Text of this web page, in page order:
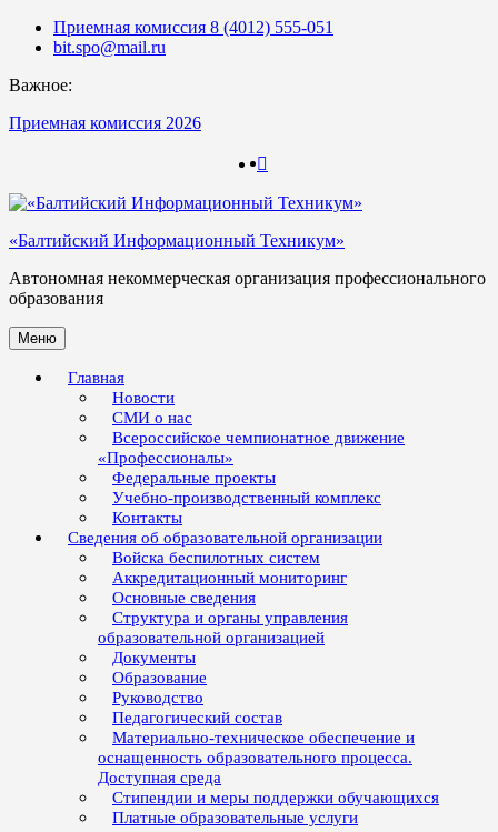
Skip
Приемная комиссия 8 (4012) 555-051
bit.spo@mail.ru
Важное:
Приемная комиссия 2026
«Балтийский Информационный Техникум»
Автономная некоммерческая организация профессионального
образования
Меню
Главная
Новости
СМИ о нас
Всероссийское чемпионатное движение
«Профессионалы»
Федеральные проекты
Учебно-производственный комплекс
Контакты
Сведения об образовательной организации
Войска беспилотных систем
Аккредитационный мониторинг
Основные сведения
Структура и органы управления
образовательной организацией
Документы
Образование
Руководство
Педагогический состав
Материально-техническое обеспечение и
оснащенность образовательного процесса.
Доступная среда
Стипендии и меры поддержки обучающихся
Платные образовательные услуги